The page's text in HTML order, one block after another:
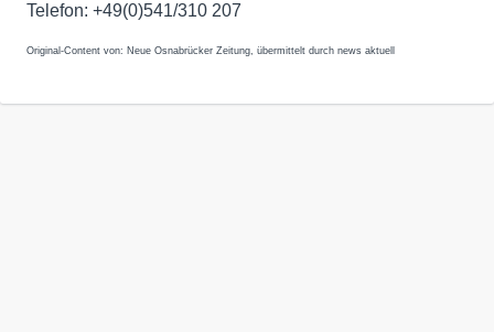
Telefon: +49(0)541/310 207
Original-Content von: Neue Osnabrücker Zeitung, übermittelt durch news aktuell